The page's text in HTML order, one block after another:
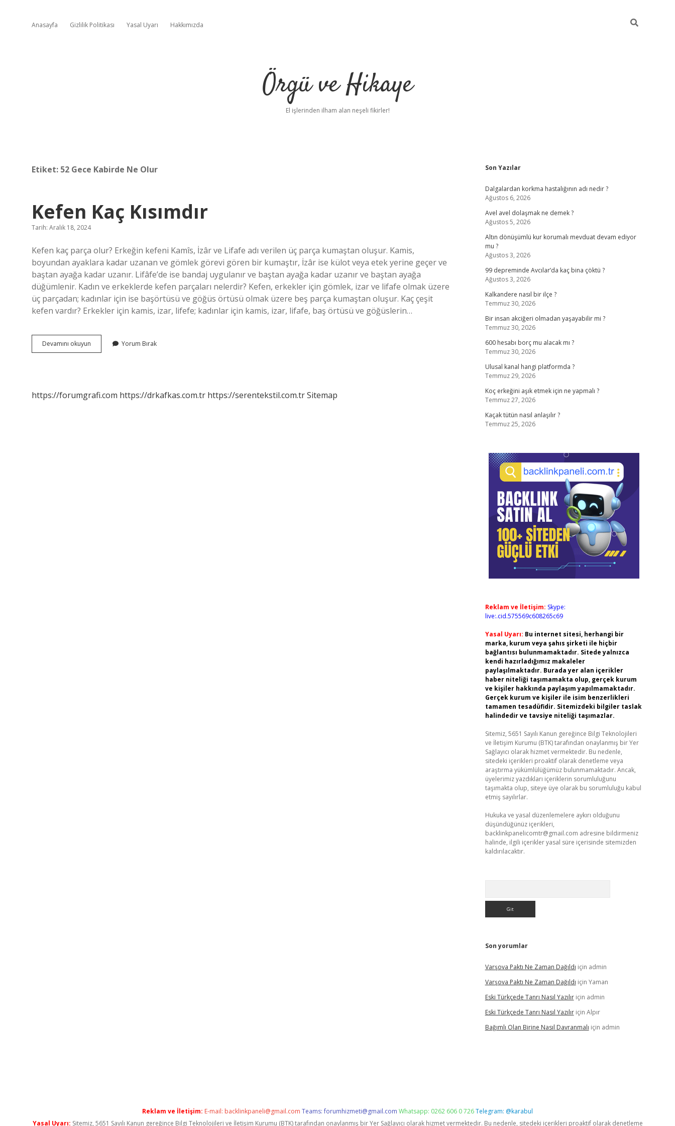
Anasayfa Gizlilik Politikası Yasal Uyarı Hakkımızda
Örgü ve Hikaye
El işlerinden ilham alan neşeli fikirler!
Etiket: 52 Gece Kabirde Ne Olur
Kefen Kaç Kısımdır
Tarih: Aralık 18, 2024
Kefen kaç parça olur? Erkeğin kefeni Kamîs, İzâr ve Lifafe adı verilen üç parça kumaştan oluşur. Kamis,
boyundan ayaklara kadar uzanan ve gömlek görevi gören bir kumaştır, İzâr ise külot veya etek yerine geçer ve
baştan ayağa kadar uzanır. Lifâfe’de ise bandaj uygulanır ve baştan ayağa kadar uzanır ve baştan ayağa
düğümlenir. Kadın ve erkeklerde kefen parçaları nelerdir? Kefen, erkekler için gömlek, izar ve lifafe olmak üzere
üç parçadan; kadınlar için ise başörtüsü ve göğüs örtüsü olmak üzere beş parça kumaştan oluşur. Kaç çeşit
kefen vardır? Erkekler için kamis, izar, lifefe; kadınlar için kamis, izar, lifafe, baş örtüsü ve göğüslerin…
Devamını okuyun
Kaç
Yorum Bırak
https://forumgrafi.com https://drkafkas.com.tr https://serentekstil.com.trSitemap
Sidebar
Son Yazılar
Dalgalardan korkma hastalığının adı nedir ?
Ağustos 6, 2026
Avel avel dolaşmak ne demek ?
Ağustos 5, 2026
Altın dönüşümlü kur korumalı mevduat devam ediyor
mu ?
Ağustos 3, 2026
99 depreminde Avcılar’da kaç bina çöktü ?
Ağustos 3, 2026
Kalkandere nasıl bir ilçe ?
Temmuz 30, 2026
Bir insan akciğeri olmadan yaşayabilir mi ?
Temmuz 30, 2026
600 hesabı borç mu alacak mı ?
Temmuz 30, 2026
Ulusal kanal hangi platformda ?
Temmuz 29, 2026
Koç erkeğini aşık etmek için ne yapmalı ?
Temmuz 27, 2026
Kaçak tütün nasıl anlaşılır ?
Temmuz 25, 2026
Reklam ve İletişim: Skype:
live:.cid.575569c608265c69
Yasal Uyarı: Bu internet sitesi, herhangi bir
marka, kurum veya şahıs şirketi ile hiçbir
bağlantısı bulunmamaktadır. Sitede yalnızca
kendi hazırladığımız makaleler
paylaşılmaktadır. Burada yer alan içerikler
haber niteliği taşımamakta olup, gerçek kurum
ve kişiler hakkında paylaşım yapılmamaktadır.
Gerçek kurum ve kişiler ile isim benzerlikleri
tamamen tesadüfidir. Sitemizdeki bilgiler taslak
halindedir ve tavsiye niteliği taşımazlar.
Sitemiz, 5651 Sayılı Kanun gereğince Bilgi Teknolojileri
ve İletişim Kurumu (BTK) tarafından onaylanmış bir Yer
Sağlayıcı olarak hizmet vermektedir. Bu nedenle,
sitedeki içerikleri proaktif olarak denetleme veya
araştırma yükümlülüğümüz bulunmamaktadır. Ancak,
üyelerimiz yazdıkları içeriklerin sorumluluğunu
taşımakta olup, siteye üye olarak bu sorumluluğu kabul
etmiş sayılırlar.
Hukuka ve yasal düzenlemelere aykırı olduğunu
düşündüğünüz içerikleri,
backlinkpanelicomtr@gmail.com adresine bildirmeniz
halinde, ilgili içerikler yasal süre içerisinde sitemizden
kaldırılacaktır.
Son yorumlar
Varşova Paktı Ne Zaman Dağıldı için admin
Varşova Paktı Ne Zaman Dağıldı için Yaman
Eski Türkçede Tanrı Nasıl Yazılıriçin admin
Eski Türkçede Tanrı Nasıl Yazılıriçin Alpır
Bağımlı Olan Birine Nasıl Davranmalı için admin
Reklam ve İletişim: E-mail: backlinkpaneli@gmail.com Teams:forumhizmeti@gmail.com Whatsapp: 0262 606 0 726Telegram: @karabul
Yasal Uyarı: Sitemiz, 5651 Sayılı Kanun gereğince Bilgi Teknolojileri ve İletişim Kurumu (BTK) tarafından onaylanmış bir Yer Sağlayıcı olarak hizmet vermektedir. Bu nedenle, sitedeki içerikleri proaktif olarak denetleme